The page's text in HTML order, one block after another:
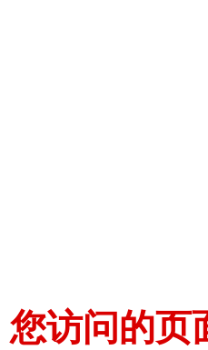
您访问的页